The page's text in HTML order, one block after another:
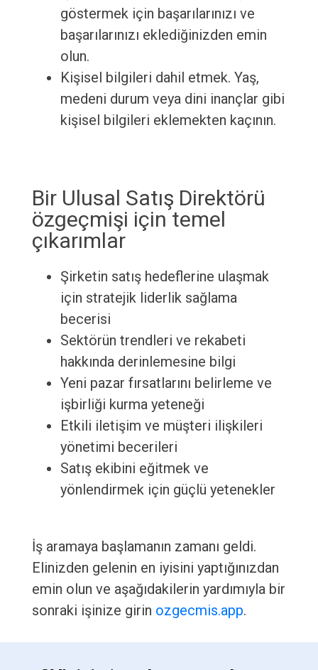
göstermek için başarılarınızı ve
başarılarınızı eklediğinizden emin
olun.
Kişisel bilgileri dahil etmek. Yaş,
medeni durum veya dini inançlar gibi
kişisel bilgileri eklemekten kaçının.
Bir Ulusal Satış Direktörü
özgeçmişi için temel
çıkarımlar
Şirketin satış hedeflerine ulaşmak
için stratejik liderlik sağlama
becerisi
Sektörün trendleri ve rekabeti
hakkında derinlemesine bilgi
Yeni pazar fırsatlarını belirleme ve
işbirliği kurma yeteneği
Etkili iletişim ve müşteri ilişkileri
yönetimi becerileri
Satış ekibini eğitmek ve
yönlendirmek için güçlü yetenekler
İş aramaya başlamanın zamanı geldi.
Elinizden gelenin en iyisini yaptığınızdan
emin olun ve aşağıdakilerin yardımıyla bir
sonraki işinize girin ozgecmis.app.